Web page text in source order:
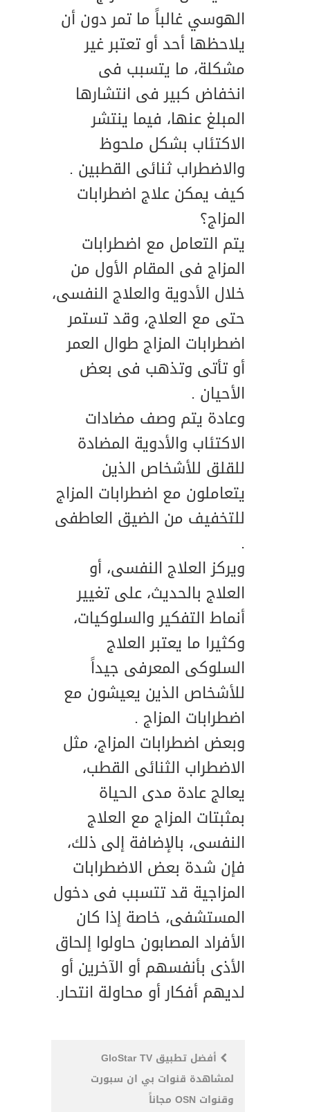
الهوسي غالباً ما تمر دون أن
يلاحظها أحد أو تعتبر غير
مشكلة، ما يتسبب فى
انخفاض كبير فى انتشارها
المبلغ عنها، فيما ينتشر
الاكتئاب بشكل ملحوظ
والاضطراب ثنائى القطبين .
كيف يمكن علاج اضطرابات
المزاج؟
يتم التعامل مع اضطرابات
المزاج فى المقام الأول من
خلال الأدوية والعلاج النفسى،
حتى مع العلاج، وقد تستمر
اضطرابات المزاج طوال العمر
أو تأتى وتذهب فى بعض
الأحيان .
وعادة يتم وصف مضادات
الاكتئاب والأدوية المضادة
للقلق للأشخاص الذين
يتعاملون مع اضطرابات المزاج
للتخفيف من الضيق العاطفى
.
ويركز العلاج النفسى، أو
العلاج بالحديث، على تغيير
أنماط التفكير والسلوكيات،
وكثيرا ما يعتبر العلاج
السلوكى المعرفى جيداً
للأشخاص الذين يعيشون مع
اضطرابات المزاج .
وبعض اضطرابات المزاج، مثل
الاضطراب الثنائى القطب،
يعالج عادة مدى الحياة
بمثبتات المزاج مع العلاج
النفسى، بالإضافة إلى ذلك،
فإن شدة بعض الاضطرابات
المزاجية قد تتسبب فى دخول
المستشفى، خاصة إذا كان
الأفراد المصابون حاولوا إلحاق
الأذى بأنفسهم أو الآخرين أو
لديهم أفكار أو محاولة انتحار.
Post
navigation
أفضل تطبيق GloStar TV
لمشاهدة قنوات بي ان سبورت
وقنوات OSN مجاناً